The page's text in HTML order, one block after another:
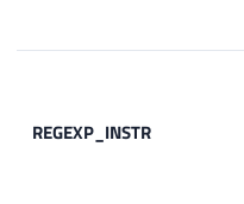
REGEXP_INSTR